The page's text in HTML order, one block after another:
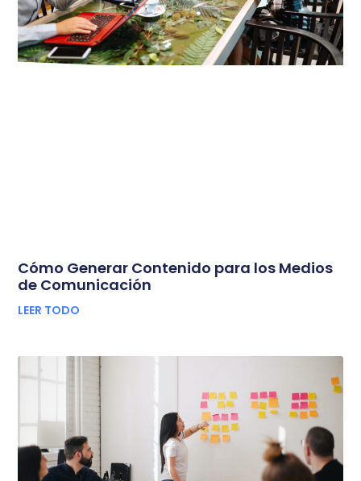
Cómo Generar Contenido para los Medios
de Comunicación
LEER TODO